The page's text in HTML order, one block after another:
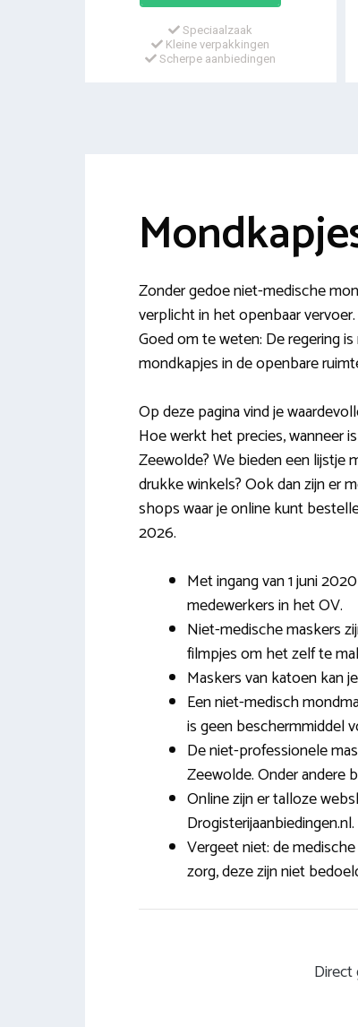
Speciaalzaak
Kleine verpakkingen
Scherpe aanbiedingen
Zonder gedoe niet-medische
verplicht in het openbaar
Goed om te weten: De regering
mondkapjes in de openbare
Op deze pagina vind je
Hoe werkt het precies, wanneer
Zeewolde? We bieden een lijstje
drukke winkels? Ook dan zijn er
shops waar je online kunt
2026.
Met ingang van 1 juni
medewerkers in het OV.
Niet-medische maskers
filmpjes om het zelf te
Maskers van katoen kan
Een niet-medisch
is geen beschermmiddel
De niet-professionele
Zeewolde. Onder andere
Online zijn er talloze
Drogisterijaanbiedingen.nl.
Vergeet niet: de
zorg, deze zijn niet